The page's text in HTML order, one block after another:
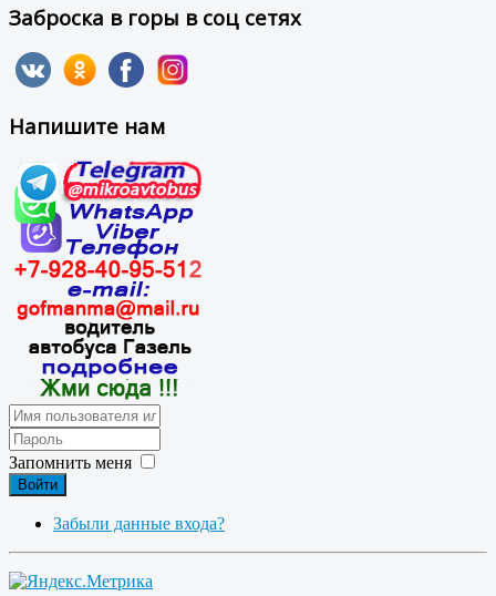
Заброска в горы в соц сетях
Напишите нам
Запомнить меня
Войти
Забыли данные входа?